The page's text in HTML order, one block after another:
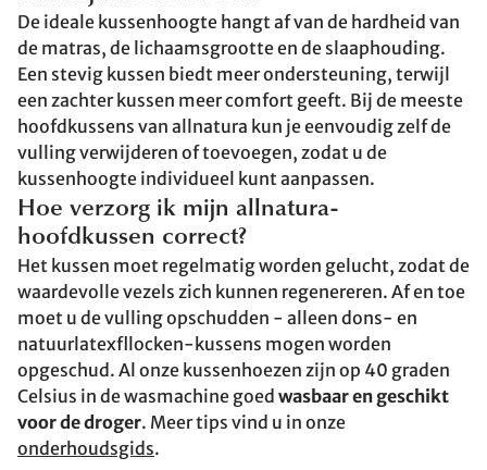
De ideale kussenhoogte hangt af van de hardheid van
de matras, de lichaamsgrootte en de slaaphouding.
Een stevig kussen biedt meer ondersteuning, terwijl
een zachter kussen meer comfort geeft. Bij de meeste
hoofdkussens van allnatura kun je eenvoudig zelf de
vulling verwijderen of toevoegen, zodat u de
kussenhoogte individueel kunt aanpassen.
Hoe verzorg ik mijn allnatura-
hoofdkussen correct?
Het kussen moet regelmatig worden gelucht, zodat de
waardevolle vezels zich kunnen regenereren. Af en toe
moet u de vulling opschudden - alleen dons- en
natuurlatexfllocken-kussens mogen worden
opgeschud. Al onze kussenhoezen zijn op 40 graden
Celsius in de wasmachine goed wasbaar en geschikt
voor de droger. Meer tips vind u in onze
onderhoudsgids.